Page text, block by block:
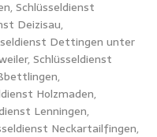
Schlüsseldienst
Deizisau,
Dettingen unter
Schlüsseldienst
Holzmaden,
Lenningen,
Neckartailfingen,